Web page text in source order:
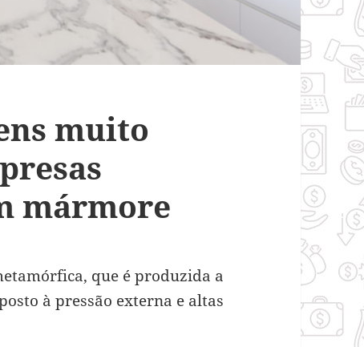
muito
mármore
que é produzida a
à pressão externa e altas